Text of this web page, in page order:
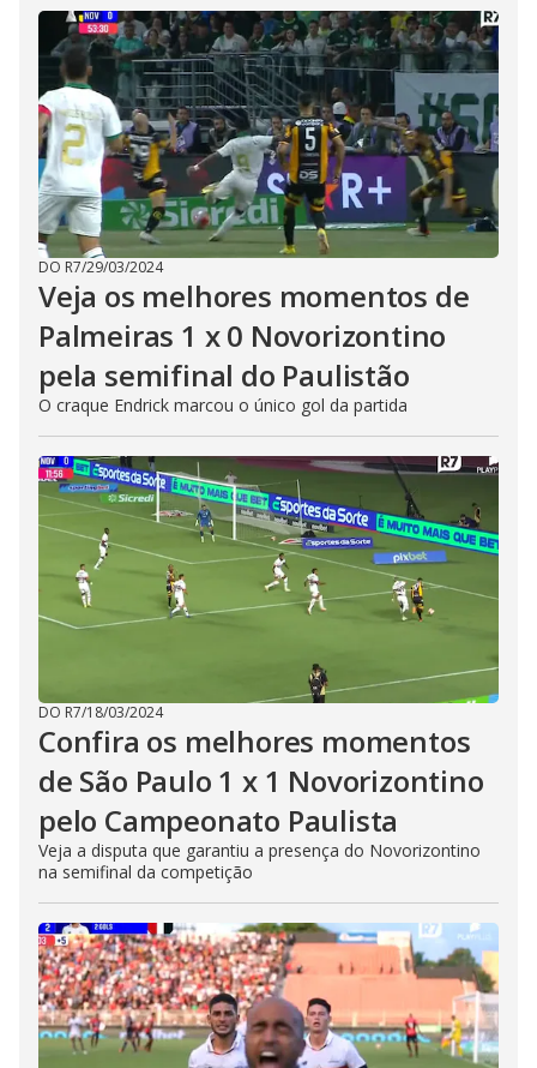
DO R7/29/03/2024
Veja os melhores momentos de
Palmeiras 1 x 0 Novorizontino
pela semifinal do Paulistão
O craque Endrick marcou o único gol da partida
DO R7/18/03/2024
Confira os melhores momentos
de São Paulo 1 x 1 Novorizontino
pelo Campeonato Paulista
Veja a disputa que garantiu a presença do Novorizontino
na semifinal da competição